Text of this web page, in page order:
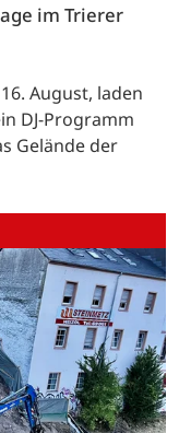
im Trierer
August, laden
DJ-Programm
Gelände der